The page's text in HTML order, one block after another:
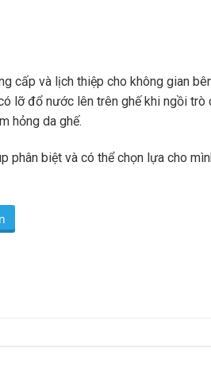
cấp và lịch thiệp cho không gian
lỡ đổ nước lên trên ghế khi ngồi trò
hỏng da ghế.
phân biệt và có thể chọn lựa cho